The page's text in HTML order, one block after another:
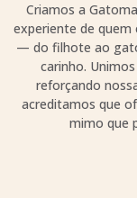
Criamos a
experiente de
— do filhote ao
carinho.
reforçando
acreditamos que
mimo que